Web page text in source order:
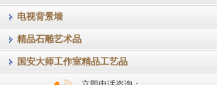
电视背景墙
精品石雕艺术品
国安大师工作室精品工艺品